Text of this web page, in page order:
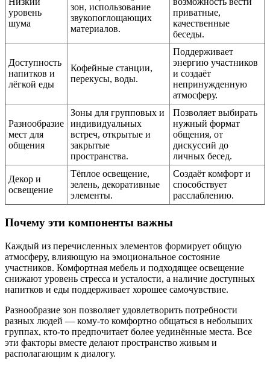
уровень
шума
зон, использование
звукопоглощающих
материалов.
приватные,
качественные
беседы.
Доступность
напитков и
лёгкой еды
Кофейные станции,
перекусы, воды.
Поддерживает
энергию участников
и создаёт
непринужденную
атмосферу.
Разнообразие
мест для
общения
Зоны для групповых и
индивидуальных
встреч, открытые и
закрытые
пространства.
Позволяет выбирать
нужный формат
общения, от
дискуссий до
личных бесед.
Декор и
освещение
Тёплое освещение,
зелень, декоративные
элементы.
Создаёт комфорт и
способствует
расслаблению.
Почему эти компоненты важны
Каждый из перечисленных элементов формирует общую
атмосферу, влияющую на эмоциональное состояние
участников. Комфортная мебель и подходящее освещение
снижают уровень стресса и усталости, а наличие доступных
напитков и еды поддерживает хорошее самочувствие.
Разнообразие зон позволяет удовлетворить потребности
разных людей — кому-то комфортно общаться в небольших
группах, кто-то предпочитает более уединённые места. Все
эти факторы вместе делают пространство живым и
располагающим к диалогу.